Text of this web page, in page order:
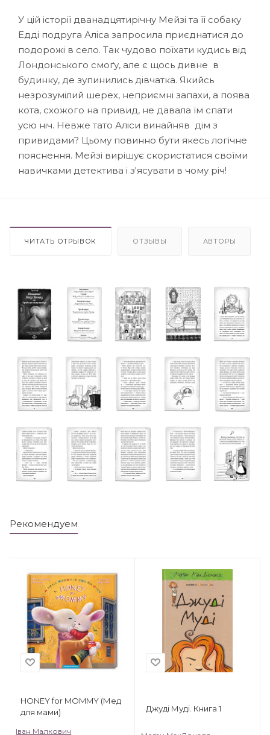
У цій історії дванадцятирічну Мейзі та її собаку
Едді подруга Аліса запросила приєднатися до
подорожі в село. Так чудово поїхати кудись від
Лондонського смоґу, але є щось дивне в
будинку, де зупинились дівчатка. Якийсь
незрозумілий шерех, неприємні запахи, а поява
кота, схожого на привид, не давала їм спати
усю ніч. Невже тато Аліси винайняв дім з
привидами? Цьому повинно бути якесь логічне
пояснення. Мейзі вирішує скористатися своїми
навичками детектива і з'ясувати в чому річ!
ЧИТАТЬ ОТРЫВОК ОТЗЫВЫ АВТОРЫ
Рекомендуем
HONEY for MOMMY (Мед
для мами)
Іван Малкович
Джуді Муді. Книга 1